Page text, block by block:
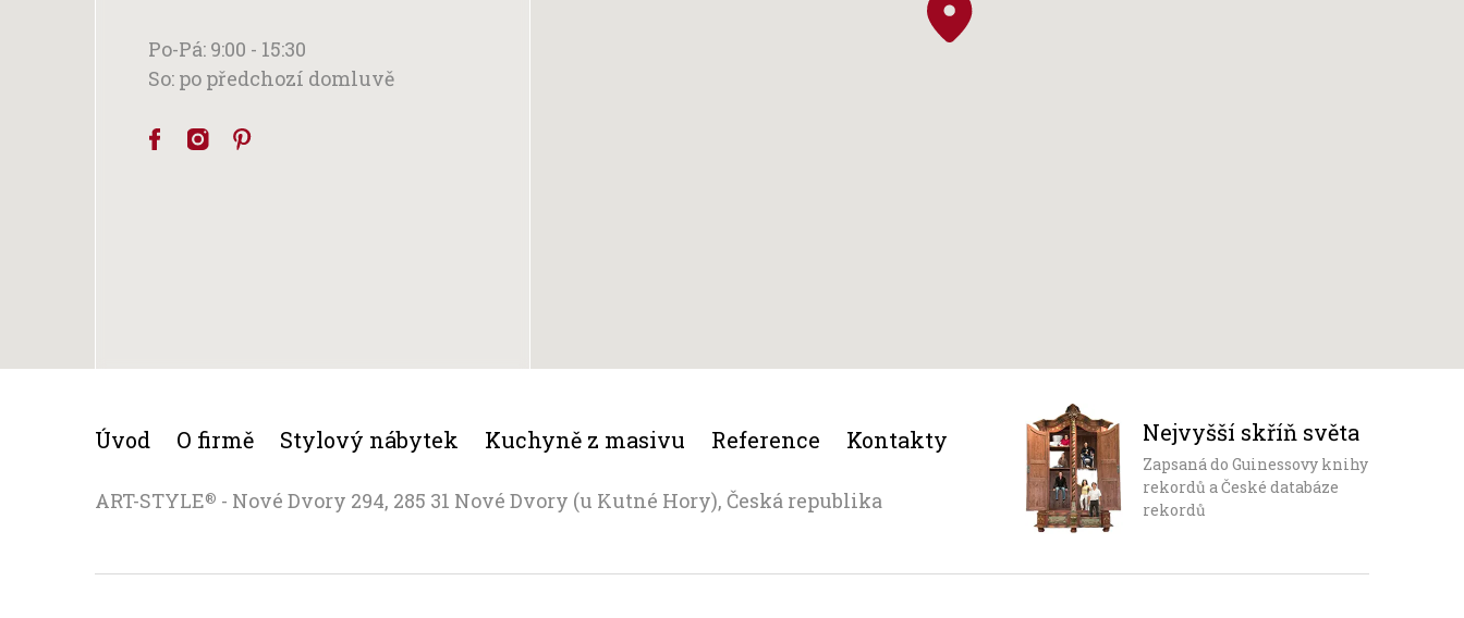
Po-Pá: 9:00 - 15:30
So: po předchozí domluvě
Úvod O firmě Stylový nábytek Kuchyně z masivu Reference Kontakty
ART-STYLE® - Nové Dvory 294, 285 31 Nové Dvory (u Kutné Hory), Česká republika
Nejvyšší skříň světa
Zapsaná do Guinessovy knihy
rekordů a České databáze
rekordů